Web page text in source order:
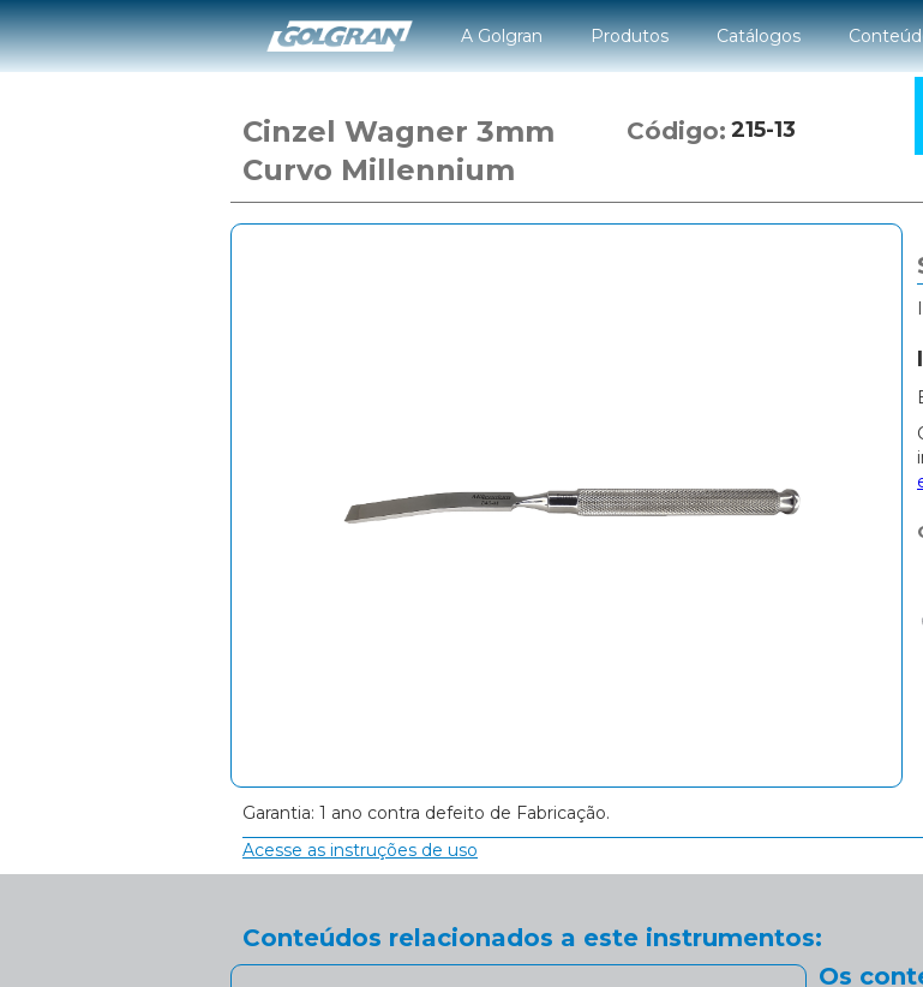
A Golgran Produtos Catálogos
Cinzel Wagner 3mm
Curvo Millennium
Código: 215-13
Garantia: 1 ano contra defeito de Fabricação.
Acesse as instruções de uso
Conteúdos relacionados a este instrumentos:
Os